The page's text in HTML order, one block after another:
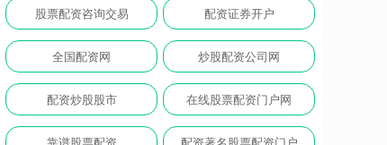
股票配资咨询交易 配资证券开户
全国配资网 炒股配资公司网
配资炒股股市 在线股票配资门户网
靠谱股票配资 配资著名股票配资门户